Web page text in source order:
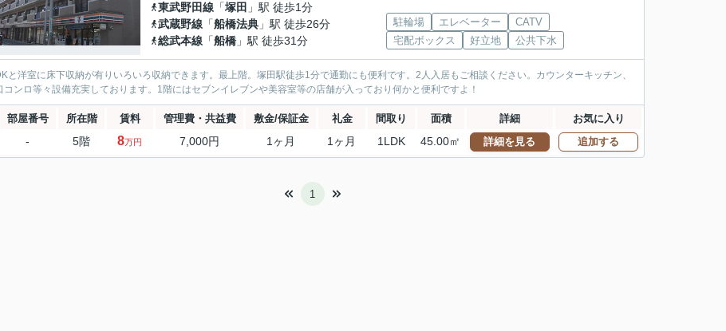
東武野田線 「塚田 」駅 徒歩1分
武蔵野線 「船橋法典 」駅 徒歩26分
総武本線 「船橋 」駅 徒歩31分
駐輪場 エレベーター
CATV
宅配ボックス
好立地 公共下水
と洋室に床下収納が有りいろいろ収納できます。最上階。塚田駅徒歩1分で通勤にも便利です。2人入居もご相談ください。カウンターキッチン、
コンロ等々設備充実しております。1階にはセブンイレブンや美容室等の店舗が入っており何かと便利ですよ！
部屋番号 所在階 賃料 管理費・共益費 敷金/保証金 礼金 間取り 面積 詳細 お気に入り
- 5階 8万円 7,000円 1ヶ月 1ヶ月 1LDK 45.00㎡ 詳細を見る 追加する
1